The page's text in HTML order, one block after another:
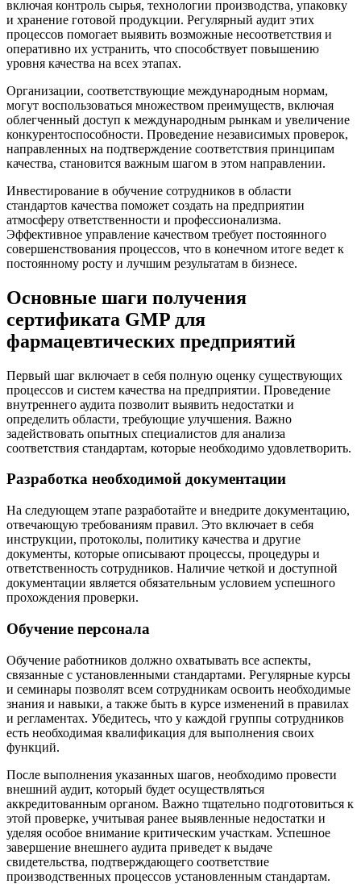
включая контроль сырья, технологии производства, упаковку
и хранение готовой продукции. Регулярный аудит этих
процессов помогает выявить возможные несоответствия и
оперативно их устранить, что способствует повышению
уровня качества на всех этапах.
Организации, соответствующие международным нормам,
могут воспользоваться множеством преимуществ, включая
облегченный доступ к международным рынкам и увеличение
конкурентоспособности. Проведение независимых проверок,
направленных на подтверждение соответствия принципам
качества, становится важным шагом в этом направлении.
Инвестирование в обучение сотрудников в области
стандартов качества поможет создать на предприятии
атмосферу ответственности и профессионализма.
Эффективное управление качеством требует постоянного
совершенствования процессов, что в конечном итоге ведет к
постоянному росту и лучшим результатам в бизнесе.
Основные шаги получения
сертификата GMP для
фармацевтических предприятий
Первый шаг включает в себя полную оценку существующих
процессов и систем качества на предприятии. Проведение
внутреннего аудита позволит выявить недостатки и
определить области, требующие улучшения. Важно
задействовать опытных специалистов для анализа
соответствия стандартам, которые необходимо удовлетворить.
Разработка необходимой документации
На следующем этапе разработайте и внедрите документацию,
отвечающую требованиям правил. Это включает в себя
инструкции, протоколы, политику качества и другие
документы, которые описывают процессы, процедуры и
ответственность сотрудников. Наличие четкой и доступной
документации является обязательным условием успешного
прохождения проверки.
Обучение персонала
Обучение работников должно охватывать все аспекты,
связанные с установленными стандартами. Регулярные курсы
и семинары позволят всем сотрудникам освоить необходимые
знания и навыки, а также быть в курсе изменений в правилах
и регламентах. Убедитесь, что у каждой группы сотрудников
есть необходимая квалификация для выполнения своих
функций.
После выполнения указанных шагов, необходимо провести
внешний аудит, который будет осуществляться
аккредитованным органом. Важно тщательно подготовиться к
этой проверке, учитывая ранее выявленные недостатки и
уделяя особое внимание критическим участкам. Успешное
завершение внешнего аудита приведет к выдаче
свидетельства, подтверждающего соответствие
производственных процессов установленным стандартам.